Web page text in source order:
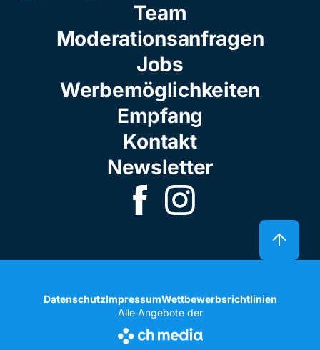
Team
Moderationsanfragen
Jobs
Werbemöglichkeiten
Empfang
Kontakt
Newsletter
DatenschutzImpressumWettbewerbsrichtlinien
Alle Angebote der